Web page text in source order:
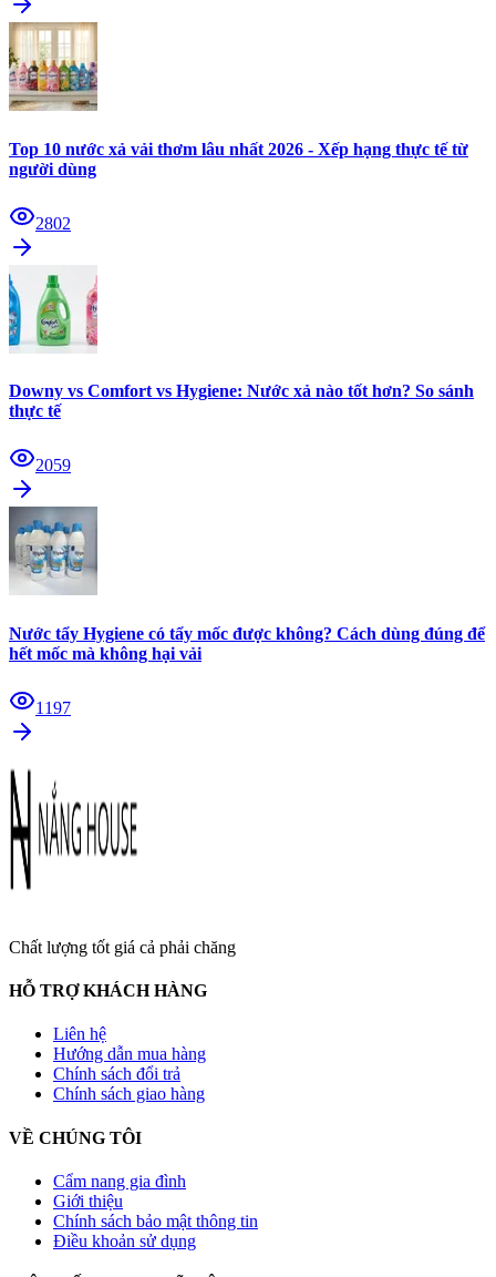
Top 10 nước xả vải thơm lâu nhất 2026 - Xếp hạng thực tế từ
người dùng
2802
Downy vs Comfort vs Hygiene: Nước xả nào tốt hơn? So sánh
thực tế
2059
Nước tẩy Hygiene có tẩy mốc được không? Cách dùng đúng để
hết mốc mà không hại vải
1197
Chất lượng tốt giá cả phải chăng
HỖ TRỢ KHÁCH HÀNG
Liên hệ
Hướng dẫn mua hàng
Chính sách đổi trả
Chính sách giao hàng
VỀ CHÚNG TÔI
Cẩm nang gia đình
Giới thiệu
Chính sách bảo mật thông tin
Điều khoản sử dụng